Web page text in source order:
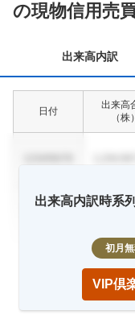
の現物信用売
訳
出来高内訳
日付
出来高
（株）
出来高内訳時系
初月
VIP倶